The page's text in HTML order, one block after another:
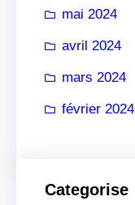
mai 2024
avril 2024
mars 2024
février 2024
Categorise